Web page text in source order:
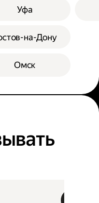
Уфа
на-Дону
Омск